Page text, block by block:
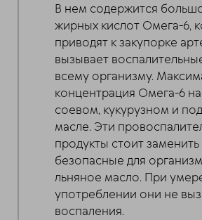
В нем содержится
жирных кислот Омега-6,
приводят к закупорке
вызывает
всему организму.
концентрация Омега-6
соевом, кукурузном и
масле. Эти
продукты стоит заменить
безопасные для
льняное масло. При
употреблении они не
воспаления.